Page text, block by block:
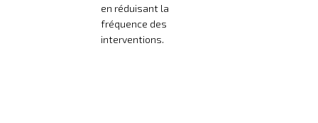
en réduisant la
fréquence des
interventions.